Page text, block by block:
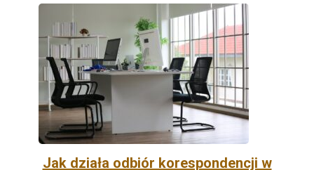
Jak działa odbiór korespondencji w